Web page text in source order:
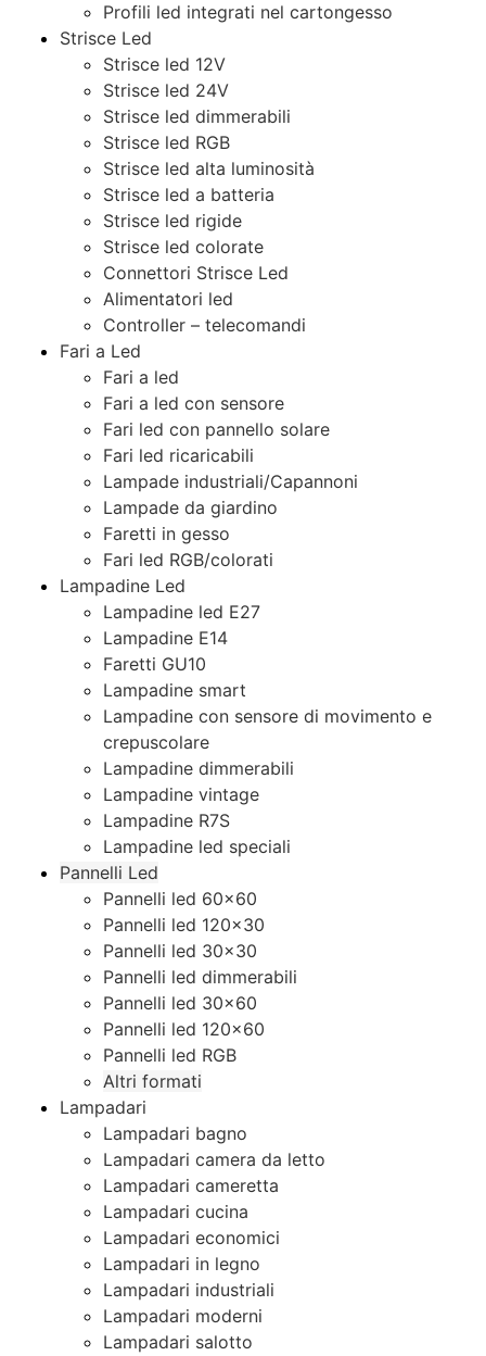
Profili led integrati nel cartongesso
Strisce Led
Strisce led 12V
Strisce led 24V
Strisce led dimmerabili
Strisce led RGB
Strisce led alta luminosità
Strisce led a batteria
Strisce led rigide
Strisce led colorate
Connettori Strisce Led
Alimentatori led
Controller – telecomandi
Fari a Led
Fari a led
Fari a led con sensore
Fari led con pannello solare
Fari led ricaricabili
Lampade industriali/Capannoni
Lampade da giardino
Faretti in gesso
Fari led RGB/colorati
Lampadine Led
Lampadine led E27
Lampadine E14
Faretti GU10
Lampadine smart
Lampadine con sensore di movimento e
crepuscolare
Lampadine dimmerabili
Lampadine vintage
Lampadine R7S
Lampadine led speciali
Pannelli Led
Pannelli led 60×60
Pannelli led 120×30
Pannelli led 30×30
Pannelli led dimmerabili
Pannelli led 30×60
Pannelli led 120×60
Pannelli led RGB
Altri formati
Lampadari
Lampadari bagno
Lampadari camera da letto
Lampadari cameretta
Lampadari cucina
Lampadari economici
Lampadari in legno
Lampadari industriali
Lampadari moderni
Lampadari salotto